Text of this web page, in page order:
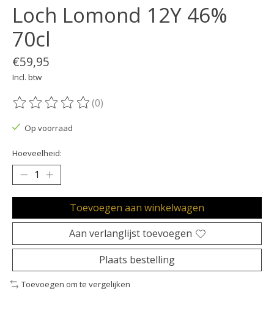
Loch Lomond 12Y 46%
70cl
€59,95
Incl. btw
De beoordeling van dit product is
(0)
Op voorraad
Hoeveelheid:
Toevoegen aan winkelwagen
Aan verlanglijst toevoegen
Plaats bestelling
Toevoegen om te vergelijken